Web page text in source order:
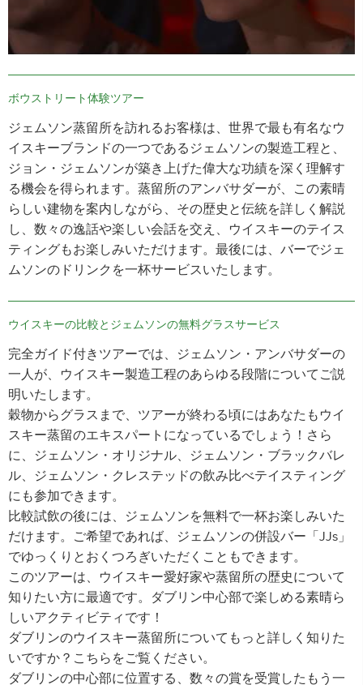
ボウストリート体験ツアー
ジェムソン蒸留所を訪れるお客様は、世界で最も有名なウ
イスキーブランドの一つであるジェムソンの製造工程と、
ジョン・ジェムソンが築き上げた偉大な功績を深く理解す
る機会を得られます。蒸留所のアンバサダーが、この素晴
らしい建物を案内しながら、その歴史と伝統を詳しく解説
し、数々の逸話や楽しい会話を交え、ウイスキーのテイス
ティングもお楽しみいただけます。最後には、バーでジェ
ムソンのドリンクを一杯サービスいたします。
ウイスキーの比較とジェムソンの無料グラスサービス
完全ガイド付きツアーでは、ジェムソン・アンバサダーの
一人が、ウイスキー製造工程のあらゆる段階についてご説
明いたします。
穀物からグラスまで、ツアーが終わる頃にはあなたもウイ
スキー蒸留のエキスパートになっているでしょう！さら
に、ジェムソン・オリジナル、ジェムソン・ブラックバレ
ル、ジェムソン・クレステッドの飲み比べテイスティング
にも参加できます。
比較試飲の後には、ジェムソンを無料で一杯お楽しみいた
だけます。ご希望であれば、ジェムソンの併設バー「JJs」
でゆっくりとおくつろぎいただくこともできます。
このツアーは、ウイスキー愛好家や蒸留所の歴史について
知りたい方に最適です。ダブリン中心部で楽しめる素晴ら
しいアクティビティです！
ダブリンのウイスキー蒸留所についてもっと詳しく知りた
いですか？こちらをご覧ください。
ダブリンの中心部に位置する、数々の賞を受賞したもう一